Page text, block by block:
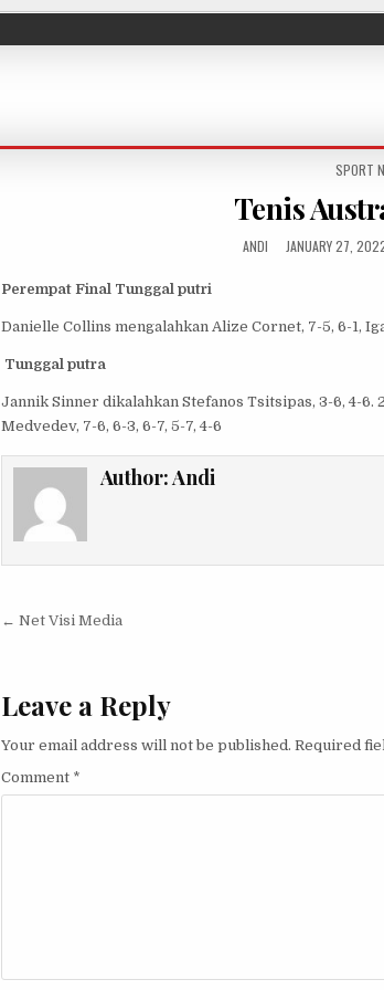
POSTED
SPORT
Tenis
AUTHOR:
ANDI PUBLISHED DATE:
JANUARY 27,
Perempat Final Tunggal putri
Danielle Collins mengalahkan Alize Cornet, 7-5, 6-1,
Tunggal putra
Jannik Sinner dikalahkan Stefanos Tsitsipas, 3-6, 4-6.
Medvedev, 7-6, 6-3, 6-7, 5-7, 4-6
Author:Andi
Post navigation
← Net Visi Media
Leave a Reply
Your email address will not be published. Required
Comment *